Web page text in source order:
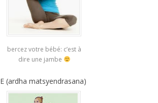
bercez votre bébé: c’est à
dire une jambe
(ardha matsyendrasana)